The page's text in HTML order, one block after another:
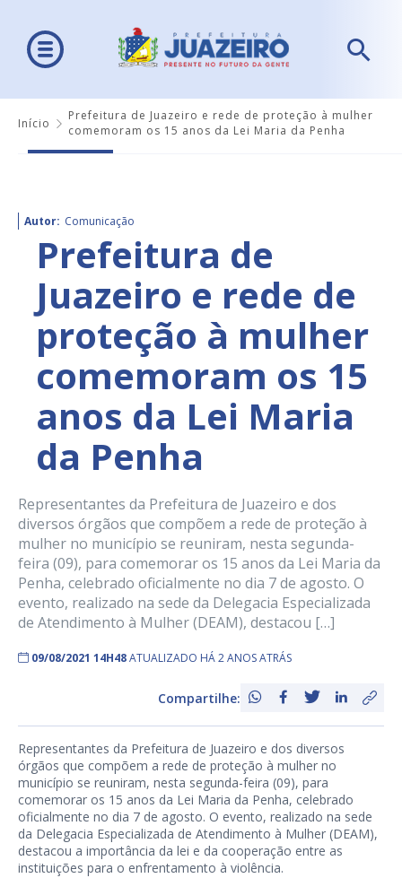
Início
Prefeitura de Juazeiro e rede de proteção à mulher
comemoram os 15 anos da Lei Maria da Penha
Autor: Comunicação
Prefeitura de
Juazeiro e rede de
proteção à mulher
comemoram os 15
anos da Lei Maria
da Penha
Representantes da Prefeitura de Juazeiro e dos
diversos órgãos que compõem a rede de proteção à
mulher no município se reuniram, nesta segunda-
feira (09), para comemorar os 15 anos da Lei Maria da
Penha, celebrado oficialmente no dia 7 de agosto. O
evento, realizado na sede da Delegacia Especializada
de Atendimento à Mulher (DEAM), destacou […]
09/08/2021 14H48ATUALIZADO HÁ 2 ANOS ATRÁS
Compartilhe:
Representantes da Prefeitura de Juazeiro e dos diversos
órgãos que compõem a rede de proteção à mulher no
município se reuniram, nesta segunda-feira (09), para
comemorar os 15 anos da Lei Maria da Penha, celebrado
oficialmente no dia 7 de agosto. O evento, realizado na sede
da Delegacia Especializada de Atendimento à Mulher (DEAM),
destacou a importância da lei e da cooperação entre as
instituições para o enfrentamento à violência.